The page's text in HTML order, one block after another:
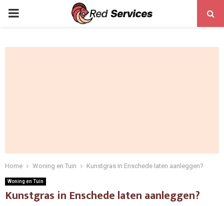
PRIMARY
Home Woning en Tuin Kunstgras in Enschede laten aanleggen?
Woning en Tuin
Kunstgras in Enschede laten aanleggen?